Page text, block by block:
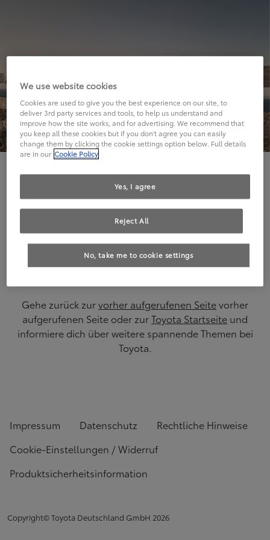
Hier geht's leider nicht weiter.
Die angeforderte Seite kann leider nicht gefunden
werden.
Gehe zurück zurvorher aufgerufenen Seitevorher
aufgerufenen Seite oder zurToyota Startseite und
informiere dich über weitere spannende Themen bei
Toyota.
Impressum Datenschutz
Rechtliche Hinweise
Cookie-Einstellungen / Widerruf
Produktsicherheitsinformation
Copyright© Toyota Deutschland GmbH 2026
We use website cookies
Cookies are used to give you the best experience on our site, to
deliver 3rd party services and tools, to help us understand and
improve how the site works, and for advertising. We recommend that
you keep all these cookies but if you don't agree you can easily
change them by clicking the cookie settings option below. Full details
are in our Cookie Policy
No, take me to cookie settings
Reject All
Yes, I agree